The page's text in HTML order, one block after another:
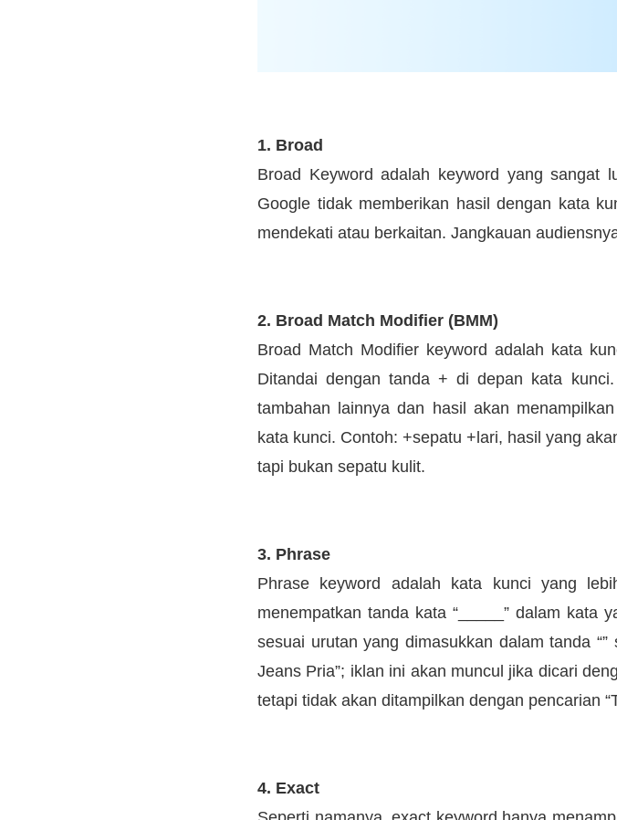
1. Broad
Broad Keyword adalah keyword yang sangat
Google tidak memberikan hasil dengan kata
mendekati atau berkaitan. Jangkauan
2. Broad Match Modifier (BMM)
Broad Match Modifier keyword adalah kata
Ditandai dengan tanda + di depan kata
tambahan lainnya dan hasil akan
kata kunci. Contoh: +sepatu +lari, hasil yang
tapi bukan sepatu kulit.
3. Phrase
Phrase keyword adalah kata kunci yang
menempatkan tanda kata “_____” dalam kata
sesuai urutan yang dimasukkan dalam tanda
Jeans Pria”; iklan ini akan muncul jika dicari
tetapi tidak akan ditampilkan dengan pencarian
4. Exact